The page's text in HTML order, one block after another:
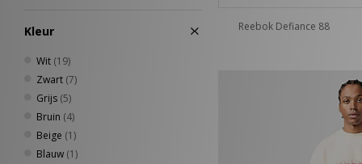
Saucony
Stance(4)
Teva(2)
The North Face
Timberland
UGG(8)
Umbro(26)
Kleur
Wit (19)
Zwart (7)
Grijs (5)
Bruin (4)
Beige (1)
Blauw (1)
Reebok Defiance 88